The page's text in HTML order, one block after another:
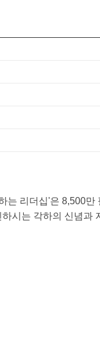
는 리더십'은 8,500만
시는 각하의 신념과